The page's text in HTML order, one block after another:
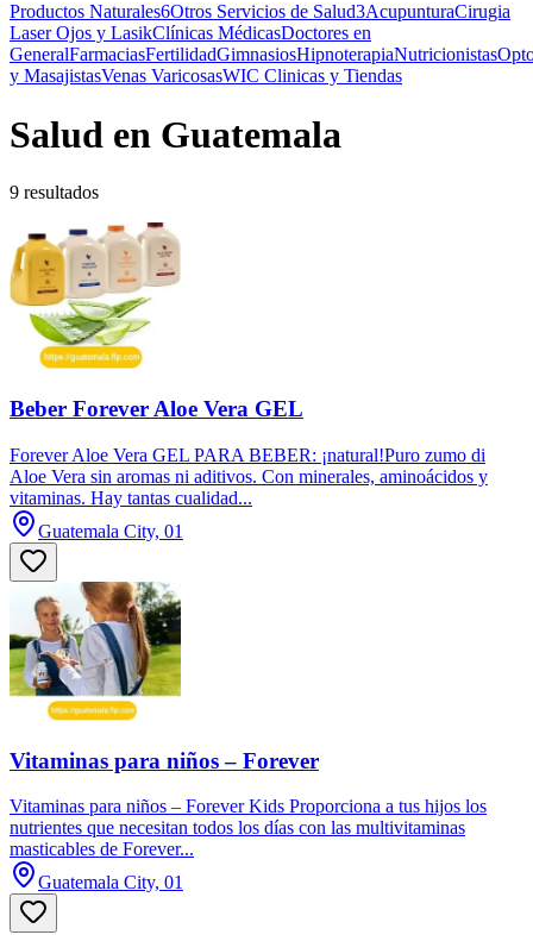
Productos Naturales6Otros Servicios de Salud3AcupunturaCirugia
Laser Ojos y LasikClínicas MédicasDoctores en
GeneralFarmaciasFertilidadGimnasiosHipnoterapiaNutricionistas
y MasajistasVenas VaricosasWIC Clinicas y Tiendas
Salud en Guatemala
9 resultados
Beber Forever Aloe Vera GEL
Forever Aloe Vera GEL PARA BEBER: ¡natural!Puro zumo di
Aloe Vera sin aromas ni aditivos. Con minerales, aminoácidos y
vitaminas. Hay tantas cualidad...
Guatemala City, 01
Vitaminas para niños – Forever
Vitaminas para niños – Forever Kids Proporciona a tus hijos los
nutrientes que necesitan todos los días con las multivitaminas
masticables de Forever...
Guatemala City, 01